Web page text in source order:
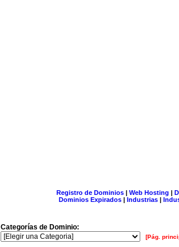
Registro de Dominios| Web Hosting |
Dominios Expirados | Industrias |
Categorías de Dominio:
[Pág.